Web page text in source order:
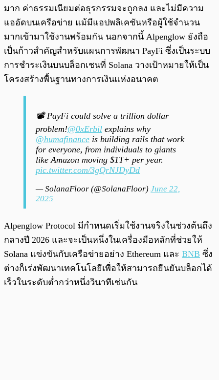
มาก ค่าธรรมเนียมต่อธุรกรรมจะถูกลง และไม่มีความ
แออัดบนเครือข่าย แม้มีแอปพลิเคชันหรือผู้ใช้จำนวน
มากเข้ามาใช้งานพร้อมกัน นอกจากนี้ Alpenglow ยังถือ
เป็นก้าวสำคัญสำหรับแผนการพัฒนา PayFi ซึ่งเป็นระบบ
การชำระเงินบนบล็อกเชนที่ Solana วางเป้าหมายให้เป็น
โครงสร้างพื้นฐานทางการเงินแห่งอนาคต
📽️ PayFi could solve a trillion dollar
problem!@0xErbil explains why
@humafinance is building rails that work
for everyone, from individuals to giants
like Amazon moving $1T+ per year.
pic.twitter.com/3gQrNJDyDd
— SolanaFloor (@SolanaFloor) June 22,
2025
Alpenglow Protocol มีกำหนดเริ่มใช้งานจริงในช่วงต้นถึง
กลางปี 2026 และจะเป็นหนึ่งในเครื่องมือหลักที่ช่วยให้
Solana แข่งขันกับเครือข่ายอย่าง Ethereum และ BNB ซึ่ง
ต่างก็เร่งพัฒนาเทคโนโลยีเพื่อให้สามารถยืนยันบล็อกได้
เร็วในระดับต่ำกว่าหนึ่งวินาทีเช่นกัน